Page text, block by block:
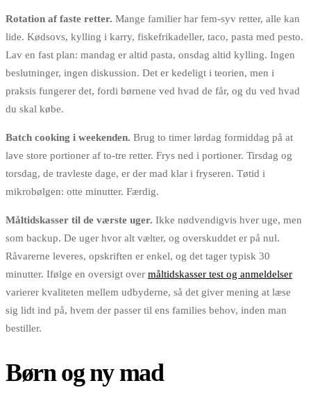
Rotation af faste retter. Mange familier har fem-syv retter, alle kan
lide. Kødsovs, kylling i karry, fiskefrikadeller, taco, pasta med pesto.
Lav en fast plan: mandag er altid pasta, onsdag altid kylling. Ingen
beslutninger, ingen diskussion. Det er kedeligt i teorien, men i
praksis fungerer det, fordi børnene ved hvad de får, og du ved hvad
du skal købe.
Batch cooking i weekenden. Brug to timer lørdag formiddag på at
lave store portioner af to-tre retter. Frys ned i portioner. Tirsdag og
torsdag, de travleste dage, er der mad klar i fryseren. Tøtid i
mikrobølgen: otte minutter. Færdig.
Måltidskasser til de værste uger. Ikke nødvendigvis hver uge, men
som backup. De uger hvor alt vælter, og overskuddet er på nul.
Råvarerne leveres, opskriften er enkel, og det tager typisk 30
minutter. Ifølge en oversigt over måltidskasser test og anmeldelser
varierer kvaliteten mellem udbyderne, så det giver mening at læse
sig lidt ind på, hvem der passer til ens families behov, inden man
bestiller.
Børn og ny mad